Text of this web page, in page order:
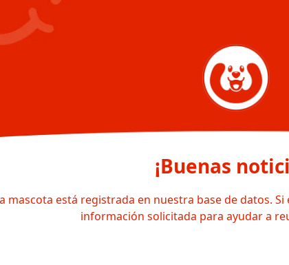
¡Buenas
mascota está registrada en nuestra base de datos.
información solicitada para ayudar a